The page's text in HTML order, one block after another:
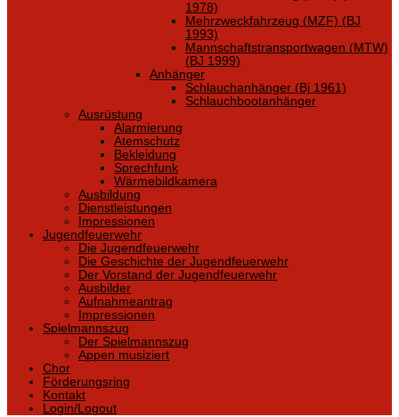
1978)
Mehrzweckfahrzeug (MZF) (BJ
1993)
Mannschaftstransportwagen (MTW)
(BJ 1999)
Anhänger
Schlauchanhänger (Bj 1961)
Schlauchbootanhänger
Ausrüstung
Alarmierung
Atemschutz
Bekleidung
Sprechfunk
Wärmebildkamera
Ausbildung
Dienstleistungen
Impressionen
Jugendfeuerwehr
Die Jugendfeuerwehr
Die Geschichte der Jugendfeuerwehr
Der Vorstand der Jugendfeuerwehr
Ausbilder
Aufnahmeantrag
Impressionen
Spielmannszug
Der Spielmannszug
Appen musiziert
Chor
Förderungsring
Kontakt
Login/Logout